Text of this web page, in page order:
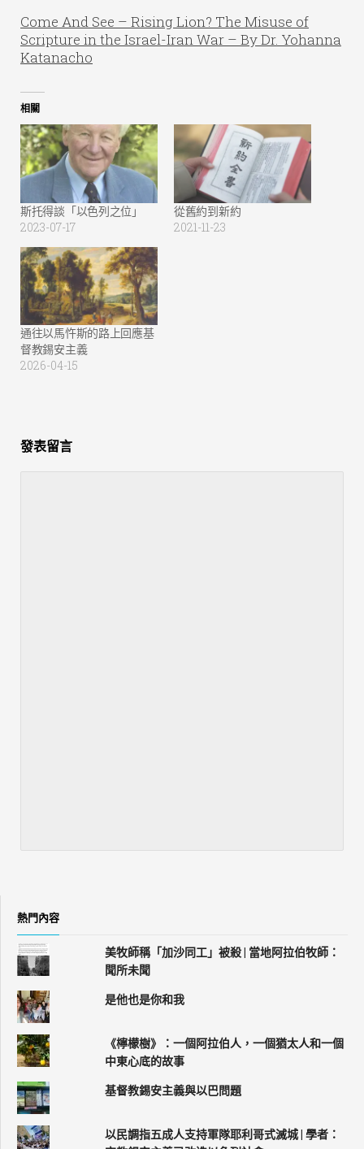
Come And See – Rising Lion? The Misuse of
Scripture in the Israel-Iran War – By Dr. Yohanna
Katanacho
相關
斯托得談「以色列之位」
2023-07-17
從舊約到新約
2021-11-23
通往以馬忤斯的路上回應基
督教錫安主義
2026-04-15
發表留言
熱門內容
美牧師稱「加沙同工」被殺 | 當地阿拉伯牧師：
聞所未聞
是他也是你和我
《檸檬樹》：一個阿拉伯人，一個猶太人和一個
中東心底的故事
基督教錫安主義與以巴問題
以民調指五成人支持軍隊耶利哥式滅城 | 學者：